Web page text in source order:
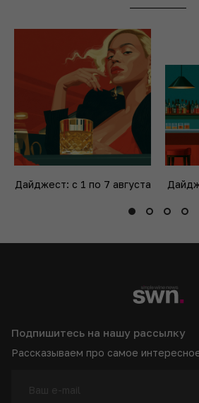
Дайджест: с 1 по 7 августа
Подпишитесь на нашу рассылку
Рассказываем про самое